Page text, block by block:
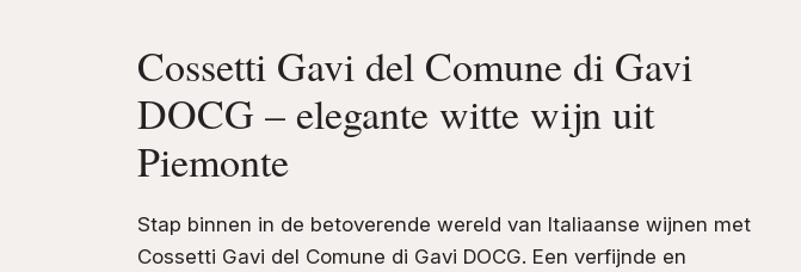
Cossetti Gavi del Comune di Gavi
DOCG – elegante witte wijn uit
Piemonte
Stap binnen in de betoverende wereld van Italiaanse wijnen met
Cossetti Gavi del Comune di Gavi DOCG. Een verfijnde en